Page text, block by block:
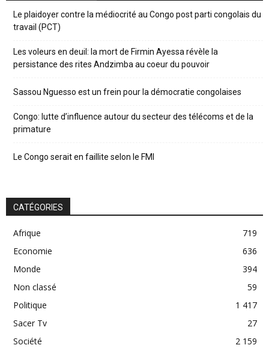
Le plaidoyer contre la médiocrité au Congo post parti congolais du
travail (PCT)
Les voleurs en deuil: la mort de Firmin Ayessa révèle la
persistance des rites Andzimba au coeur du pouvoir
Sassou Nguesso est un frein pour la démocratie congolaises
Congo: lutte d’influence autour du secteur des télécoms et de la
primature
Le Congo serait en faillite selon le FMI
CATÉGORIES
Afrique
719
Economie
636
Monde
394
Non classé
59
Politique
1 417
Sacer Tv
27
Société
2 159